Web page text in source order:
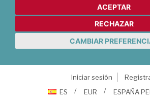
ACEPTAR
RECHAZAR
CAMBIAR
Iniciar sesión
ES
EUR ESPAÑA